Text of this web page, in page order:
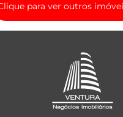
para ver outros